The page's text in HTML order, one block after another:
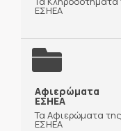
ΕΣΗΕΑ
Αφιερώματα
ΕΣΗΕΑ
Τα Αφιερώματα της
ΕΣΗΕΑ